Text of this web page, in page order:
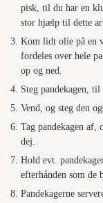
pisk, til du har en
stor hjælp til dette
Kom lidt olie på en
fordeles over hele
op og ned.
Steg pandekagen,
Vend, og steg den
Tag pandekagen
dej.
Hold evt.
efterhånden som
Pandekagerne